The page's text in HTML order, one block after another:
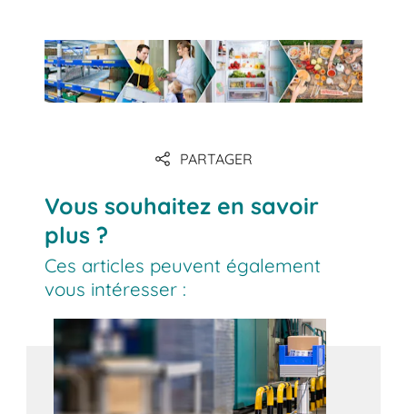
PARTAGER
Vous souhaitez en savoir
plus ?
Ces articles peuvent également
vous intéresser :